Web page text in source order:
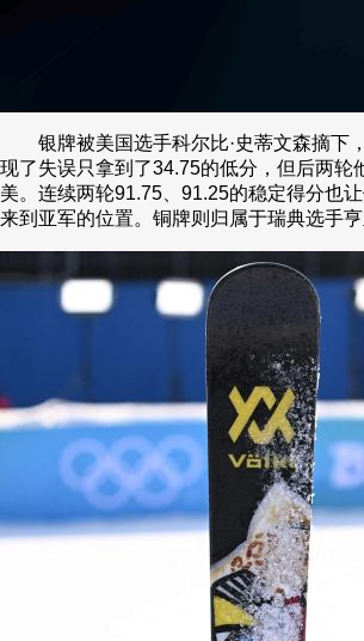
银牌被美国选手科尔比·史蒂文森摘下
现了失误只拿到了34.75的低分，但后两轮
美。连续两轮91.75、91.25的稳定得分也
来到亚军的位置。铜牌则归属于瑞典选手亨